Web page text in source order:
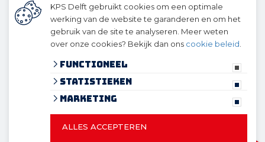
Ons team
Geschiedenis
© 2026 KPS Delft
algemene voorwaarden
KPS Delft gebruikt cookies om een optimale
werking van de website te garanderen en om het
gebruik van de site te analyseren. Meer weten
over onze cookies? Bekijk dan ons cookie beleid
Functioneel
Statistieken
Marketing
ALLES ACCEPTEREN